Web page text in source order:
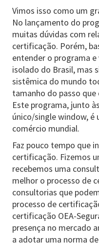
Vimos isso como um
No lançamento do
muitas dúvidas com
certificação. Porém,
entender o programa
isolado do Brasil, mas
sistêmica do mundo
tamanho do passo
Este programa, junto
único/single window, é
comércio mundial.
Faz pouco tempo que
certificação. Fizemos
recebemos uma
melhor o processo de
consultorias que
processo de
certificação OEA-
presença no mercado
a adotar uma norma